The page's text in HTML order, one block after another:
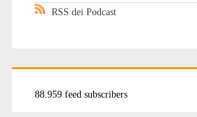
RSS dei Podcast
88.959 feed subscribers